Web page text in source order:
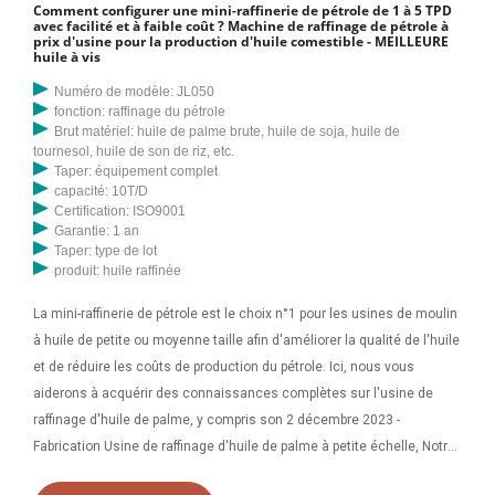
vaste gamme d’usines de raffinage d’huile comestible. Cette usine
d'huile est fabriquée de telle manière qu'elle offre une fonctionnalité
Comment configurer une mini-raffinerie de pétrole de 1 à 5 TPD
avec facilité et à faible coût ? Machine de raffinage de pétrole à
prix d'usine pour la production d'huile comestible - MEILLEURE
huile à vis
Numéro de modèle: JL050
fonction: raffinage du pétrole
Brut matériel: huile de palme brute, huile de soja, huile de
tournesol, huile de son de riz, etc.
Taper: équipement complet
capacité: 10T/D
Certification: ISO9001
Garantie: 1 an
Taper: type de lot
produit: huile raffinée
La mini-raffinerie de pétrole est le choix n°1 pour les usines de moulin
à huile de petite ou moyenne taille afin d'améliorer la qualité de l'huile
et de réduire les coûts de production du pétrole. Ici, nous vous
aiderons à acquérir des connaissances complètes sur l'usine de
raffinage d'huile de palme, y compris son 2 décembre 2023 -
Fabrication Usine de raffinage d'huile de palme à petite échelle, Notre